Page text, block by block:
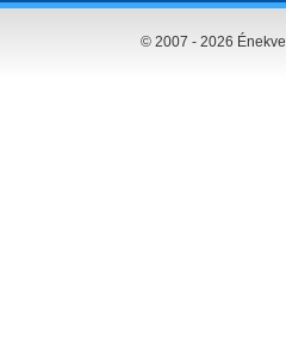
© 2007 - 2026